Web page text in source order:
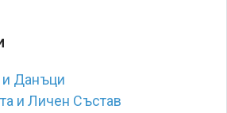
и Данъци
и Личен Състав